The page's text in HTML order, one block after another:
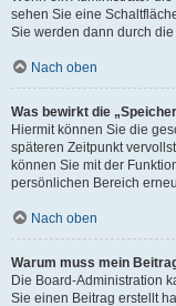
sehen Sie eine
Sie werden dann durch
Nach oben
Was bewirkt die
Hiermit können Sie die
späteren Zeitpunkt
können Sie mit der
persönlichen Bereich
Nach oben
Warum muss mein
Die Board-Administration
Sie einen Beitrag erstellt